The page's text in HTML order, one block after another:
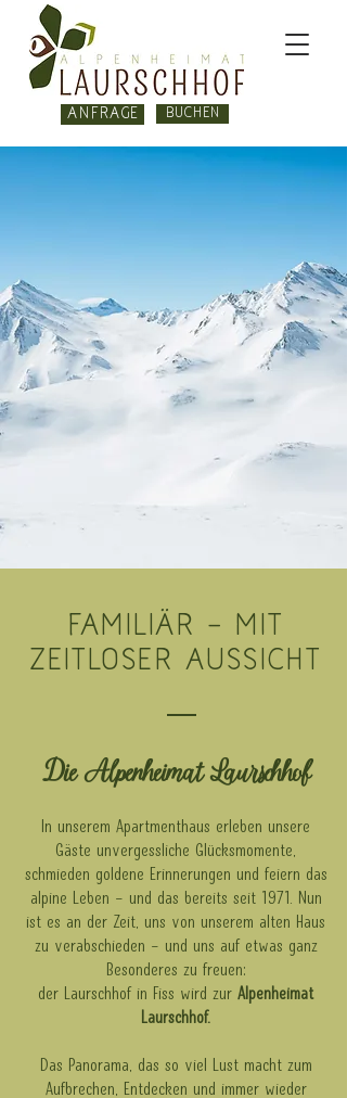
BUCHEN
Anfrage
Familiär – mit
zeitloser Aussicht
Die Alpenheimat Laurschhof
In unserem Apartmenthaus erleben unsere
Gäste unvergessliche Glücksmomente,
schmieden goldene Erinnerungen und feiern das
alpine Leben – und das bereits seit 1971. Nun
ist es an der Zeit, uns von unserem alten Haus
zu verabschieden – und uns auf etwas ganz
Besonderes zu freuen:
der Laurschhof in Fiss wird zur Alpenheimat
Laurschhof.
Das Panorama, das so viel Lust macht zum
Aufbrechen, Entdecken und immer wieder